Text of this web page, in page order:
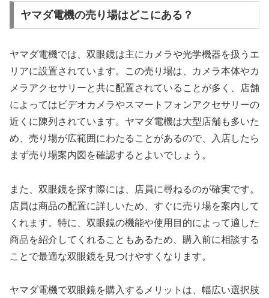
ヤマダ電機の売り場はどこにある？
ヤマダ電機では、双眼鏡は主にカメラや光学機器を扱うエ
リアに設置されています。この売り場は、カメラ本体やカ
メラアクセサリーと共に配置されていることが多く、店舗
によってはビデオカメラやスマートフォンアクセサリーの
近くに陳列されています。ヤマダ電機は大型店舗も多いた
め、売り場が広範囲にわたることがあるので、入店したら
まず売り場案内図を確認するとよいでしょう。
また、双眼鏡を探す際には、店員に尋ねるのが確実です。
店員は商品の配置に詳しいため、すぐに売り場を案内して
くれます。特に、双眼鏡の機能や使用目的によって適した
商品を紹介してくれることもあるため、購入前に相談する
ことで最適な双眼鏡を見つけやすくなります。
ヤマダ電機で双眼鏡を購入するメリットは、幅広い選択肢